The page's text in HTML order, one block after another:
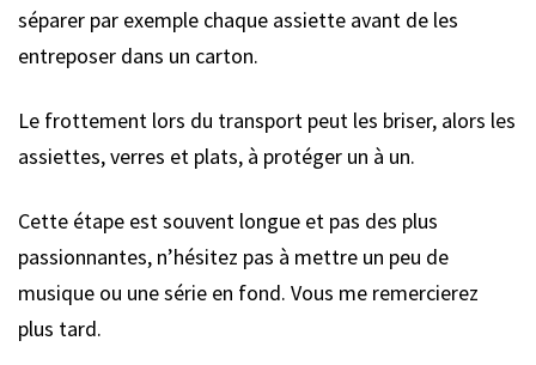
séparer par exemple chaque assiette avant de les
entreposer dans un carton.
Le frottement lors du transport peut les briser, alors les
assiettes, verres et plats, à protéger un à un.
Cette étape est souvent longue et pas des plus
passionnantes, n’hésitez pas à mettre un peu de
musique ou une série en fond. Vous me remercierez
plus tard.